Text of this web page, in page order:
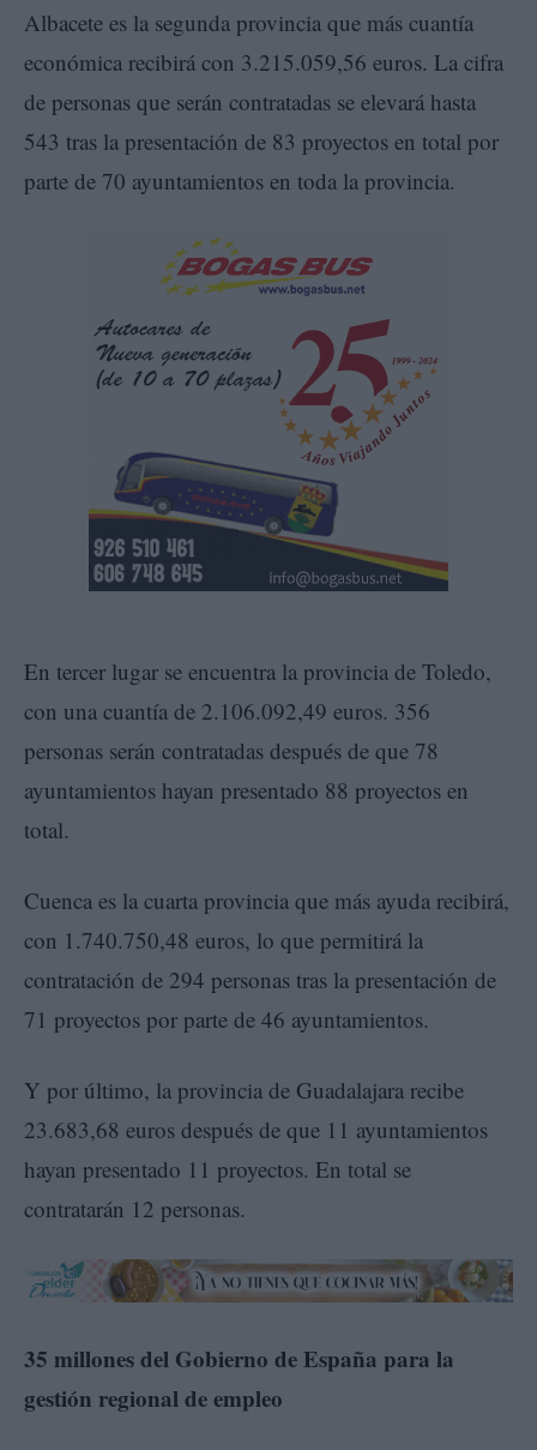
Albacete es la segunda provincia que más cuantía
económica recibirá con 3.215.059,56 euros. La cifra
de personas que serán contratadas se elevará hasta
543 tras la presentación de 83 proyectos en total por
parte de 70 ayuntamientos en toda la provincia.
En tercer lugar se encuentra la provincia de Toledo,
con una cuantía de 2.106.092,49 euros. 356
personas serán contratadas después de que 78
ayuntamientos hayan presentado 88 proyectos en
total.
Cuenca es la cuarta provincia que más ayuda recibirá,
con 1.740.750,48 euros, lo que permitirá la
contratación de 294 personas tras la presentación de
71 proyectos por parte de 46 ayuntamientos.
Y por último, la provincia de Guadalajara recibe
23.683,68 euros después de que 11 ayuntamientos
hayan presentado 11 proyectos. En total se
contratarán 12 personas.
35 millones del Gobierno de España para la
gestión regional de empleo